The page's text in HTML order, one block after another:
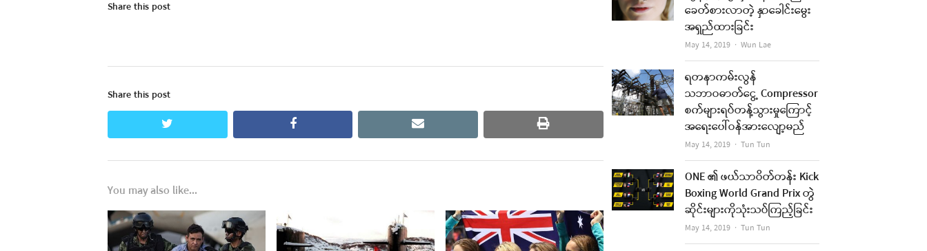
Share this post
Share this post
facebook email print
You may also like...
ခေတ်စားလာတဲ့ နှာခေါင်းမွေး
အရှည်ထားခြင်း
May 14, 2019 Author
Wun Lae
ရတနာကမ်းလွန်
သဘာဝဓာတ်ငွေ့ Compressor
စက်များရပ်တန့်သွားမှုကြောင့်
အရေးပေါ်ဝန်အားလျော့မည်
May 14, 2019 Author
Tun Tun
ONE ၏ ဖယ်သာဝိတ်တန်း Kick
Boxing World Grand Prix တွဲ
ဆိုင်းများကိုသုံးသပ်ကြည့်ခြင်း
May 14, 2019 Author
Tun Tun